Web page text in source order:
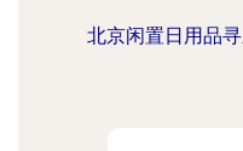
北京闲置日用品